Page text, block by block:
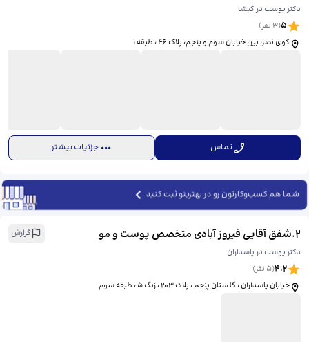
دکتر پوست در گیشا
5
(
3نفر)
کوی نصر، بین خیابان سوم و پنجم، پلاک 46 ، طبقه 1
تماس جزئیات بیشتر
شما هم کسب‌وکارتون رو در بهترینو ثبت کنید
2
.شفق آقایی فیروز آبادی متخصص پوست و مو
گزارش
دکتر پوست در پاسداران
4.2
(
5 نفر)
خیابان پاسداران ، گلستان پنجم ، پلاک 203 ، زنگ 5 ، طبقه سوم